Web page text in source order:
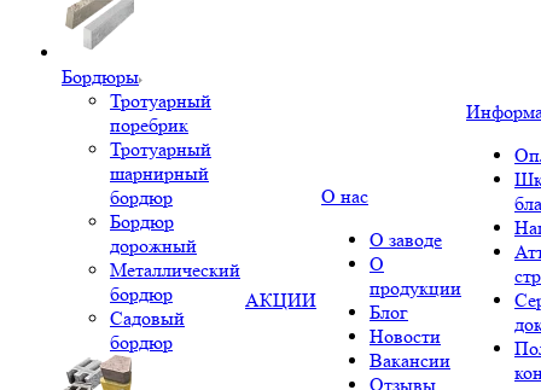
Бордюры
Тротуарный
поребрик
Тротуарный
шарнирный
бордюр
Бордюр
дорожный
Металлический
бордюр
Садовый
бордюр
АКЦИИ
О нас
О заводе
О
продукции
Блог
Новости
Вакансии
Отзывы